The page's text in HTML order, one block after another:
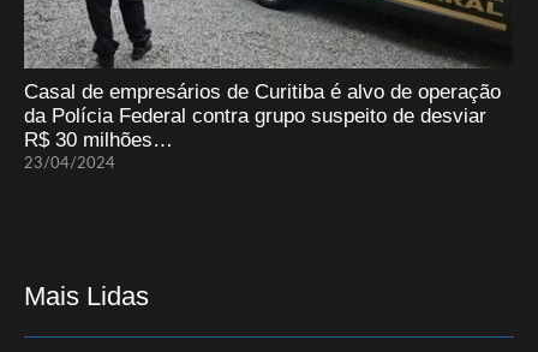
Casal de empresários de Curitiba é alvo de operação
da Polícia Federal contra grupo suspeito de desviar
R$ 30 milhões…
23/04/2024
Mais Lidas